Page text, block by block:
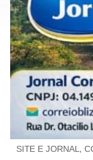
SITE E JORNAL,